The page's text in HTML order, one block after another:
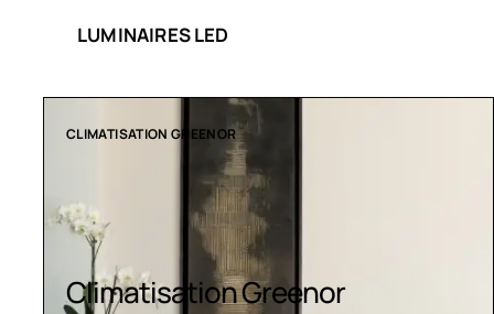
LUMINAIRES LED
COLLECTION LT
Luminaires LED